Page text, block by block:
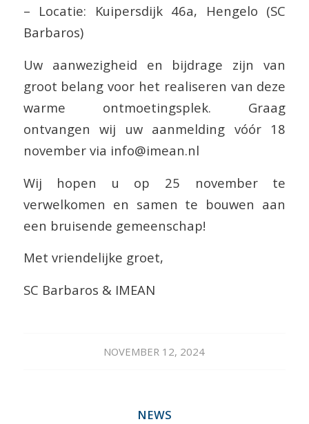
– Locatie: Kuipersdijk 46a, Hengelo (SC
Barbaros)
Uw aanwezigheid en bijdrage zijn van
groot belang voor het realiseren van deze
warme ontmoetingsplek. Graag
ontvangen wij uw aanmelding vóór 18
november via info@imean.nl
Wij hopen u op 25 november te
verwelkomen en samen te bouwen aan
een bruisende gemeenschap!
Met vriendelijke groet,
SC Barbaros & IMEAN
NOVEMBER 12, 2024
NEWS